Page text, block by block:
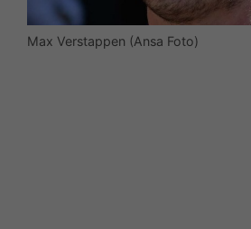
Max Verstappen (Ansa Foto)